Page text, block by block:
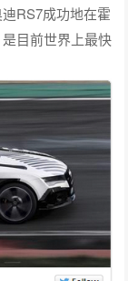
RS7成功地在霍
目前世界上最快